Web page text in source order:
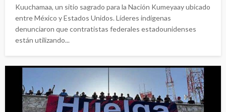
Kuuchamaa, un sitio sagrado para la Nación Kumeyaay ubicado
entre México y Estados Unidos. Líderes indígenas
denunciaron que contratistas federales estadounidenses
están utilizando...